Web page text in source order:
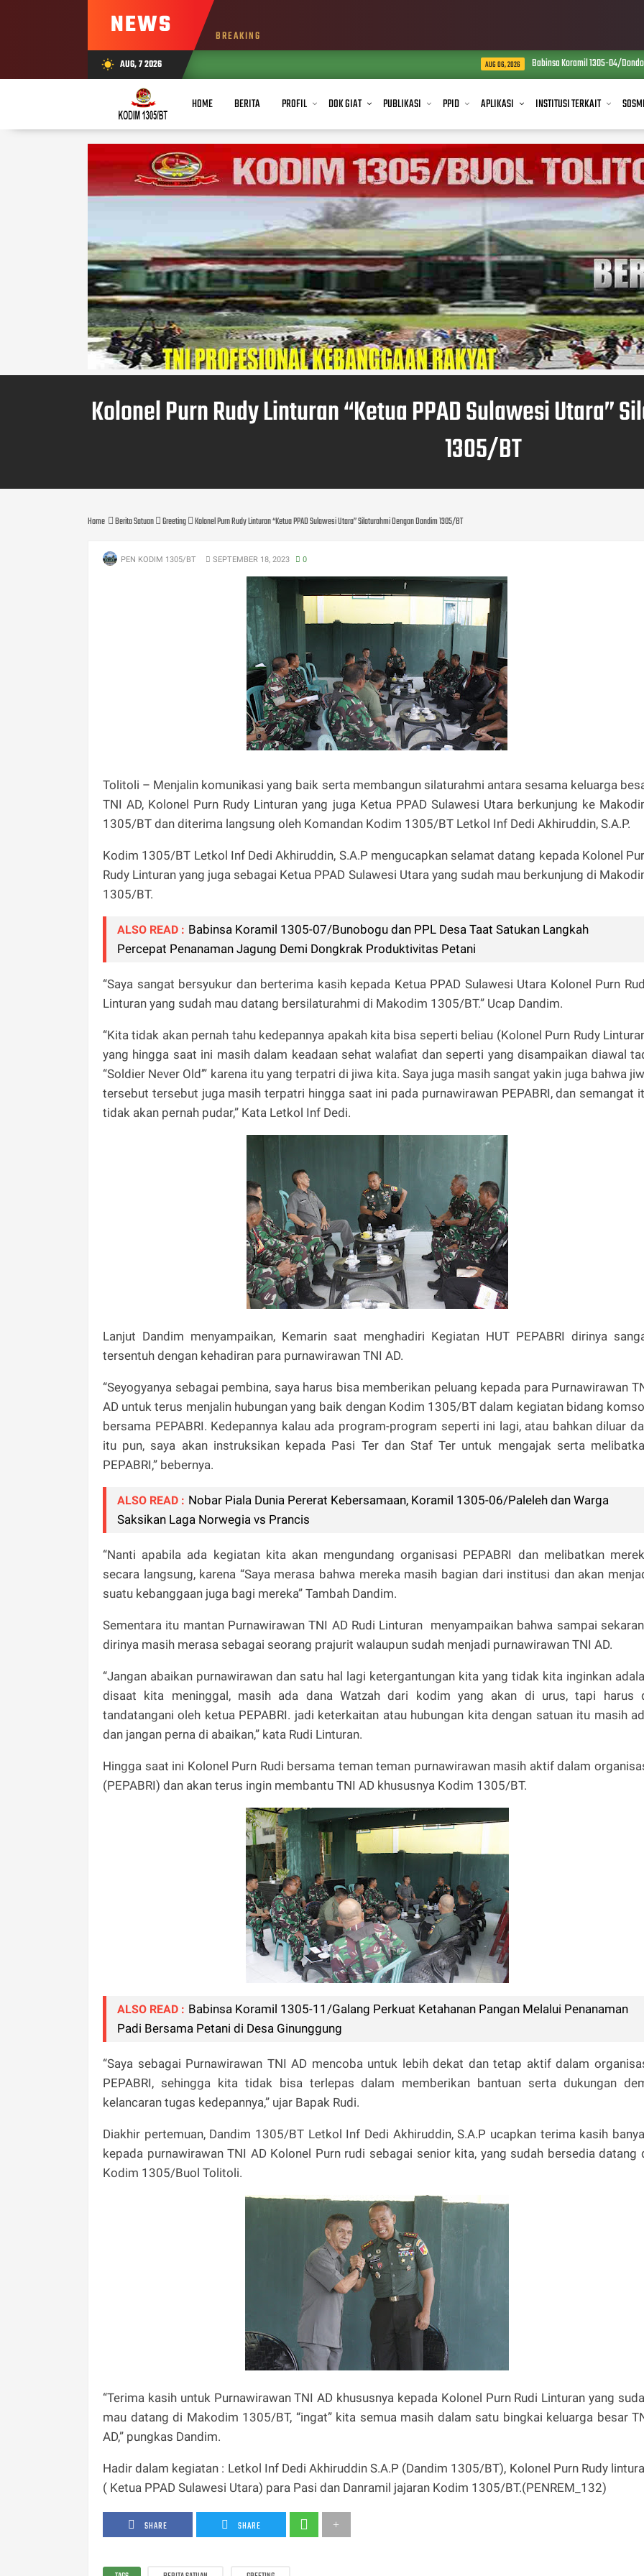
NEWS BREAKING
wb_sunny AUG, 7 2026 Babinsa Koramil 1305-04/Dondo Turun Langsung
HOME BERITA PROFIL DOK GIAT PUBLIKASI PPID APLIKASI INSTITUSI TERKAIT
Kolonel Purn Rudy Linturan “Ketua PPAD Sulawesi Utara”
1305/BT
Home Berita Satuan Greeting Kolonel Purn Rudy Linturan “Ketua PPAD Sulawesi Utara” Silaturahmi Dengan Dandim 1305/BT
PEN KODIM 1305/BT SEPTEMBER 18, 2023 0
Tolitoli – Menjalin komunikasi yang baik serta membangun silaturahmi antara sesama keluarga
TNI AD, Kolonel Purn Rudy Linturan yang juga Ketua PPAD Sulawesi Utara berkunjung ke
1305/BT dan diterima langsung oleh Komandan Kodim 1305/BT Letkol Inf Dedi Akhiruddin, S.A.P.
Kodim 1305/BT Letkol Inf Dedi Akhiruddin, S.A.P mengucapkan selamat datang kepada Kolonel
Rudy Linturan yang juga sebagai Ketua PPAD Sulawesi Utara yang sudah mau berkunjung di
1305/BT.
ALSO READ : Babinsa Koramil 1305-07/Bunobogu dan PPL Desa Taat Satukan Langkah
Percepat Penanaman Jagung Demi Dongkrak Produktivitas Petani
“Saya sangat bersyukur dan berterima kasih kepada Ketua PPAD Sulawesi Utara Kolonel Purn
Linturan yang sudah mau datang bersilaturahmi di Makodim 1305/BT.” Ucap Dandim.
“Kita tidak akan pernah tahu kedepannya apakah kita bisa seperti beliau (Kolonel Purn Rudy
yang hingga saat ini masih dalam keadaan sehat walafiat dan seperti yang disampaikan diawal
“Soldier Never Old’” karena itu yang terpatri di jiwa kita. Saya juga masih sangat yakin juga bahwa
tersebut tersebut juga masih terpatri hingga saat ini pada purnawirawan PEPABRI, dan semangat
tidak akan pernah pudar,” Kata Letkol Inf Dedi.
Lanjut Dandim menyampaikan, Kemarin saat menghadiri Kegiatan HUT PEPABRI dirinya
tersentuh dengan kehadiran para purnawirawan TNI AD.
“Seyogyanya sebagai pembina, saya harus bisa memberikan peluang kepada para Purnawirawan
AD untuk terus menjalin hubungan yang baik dengan Kodim 1305/BT dalam kegiatan bidang
bersama PEPABRI. Kedepannya kalau ada program-program seperti ini lagi, atau bahkan diluar
itu pun, saya akan instruksikan kepada Pasi Ter dan Staf Ter untuk mengajak serta
PEPABRI,” bebernya.
ALSO READ : Nobar Piala Dunia Pererat Kebersamaan, Koramil 1305-06/Paleleh dan Warga
Saksikan Laga Norwegia vs Prancis
“Nanti apabila ada kegiatan kita akan mengundang organisasi PEPABRI dan melibatkan
secara langsung, karena “Saya merasa bahwa mereka masih bagian dari institusi dan akan
suatu kebanggaan juga bagi mereka” Tambah Dandim.
Sementara itu mantan Purnawirawan TNI AD Rudi Linturan menyampaikan bahwa sampai
dirinya masih merasa sebagai seorang prajurit walaupun sudah menjadi purnawirawan TNI AD.
“Jangan abaikan purnawirawan dan satu hal lagi ketergantungan kita yang tidak kita inginkan
disaat kita meninggal, masih ada dana Watzah dari kodim yang akan di urus, tapi harus
tandatangani oleh ketua PEPABRI. jadi keterkaitan atau hubungan kita dengan satuan itu masih
dan jangan perna di abaikan,” kata Rudi Linturan.
Hingga saat ini Kolonel Purn Rudi bersama teman teman purnawirawan masih aktif dalam
(PEPABRI) dan akan terus ingin membantu TNI AD khususnya Kodim 1305/BT.
ALSO READ : Babinsa Koramil 1305-11/Galang Perkuat Ketahanan Pangan Melalui Penanaman
Padi Bersama Petani di Desa Ginunggung
“Saya sebagai Purnawirawan TNI AD mencoba untuk lebih dekat dan tetap aktif dalam
PEPABRI, sehingga kita tidak bisa terlepas dalam memberikan bantuan serta dukungan
kelancaran tugas kedepannya,” ujar Bapak Rudi.
Diakhir pertemuan, Dandim 1305/BT Letkol Inf Dedi Akhiruddin, S.A.P ucapkan terima kasih
kepada purnawirawan TNI AD Kolonel Purn rudi sebagai senior kita, yang sudah bersedia datang
Kodim 1305/Buol Tolitoli.
“Terima kasih untuk Purnawirawan TNI AD khususnya kepada Kolonel Purn Rudi Linturan yang
mau datang di Makodim 1305/BT, “ingat” kita semua masih dalam satu bingkai keluarga besar
AD,” pungkas Dandim.
Hadir dalam kegiatan : Letkol Inf Dedi Akhiruddin S.A.P (Dandim 1305/BT), Kolonel Purn Rudy
( Ketua PPAD Sulawesi Utara) para Pasi dan Danramil jajaran Kodim 1305/BT.(PENREM_132)
SHARE SHARE